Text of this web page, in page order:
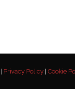
Privacy Policy| Cookie